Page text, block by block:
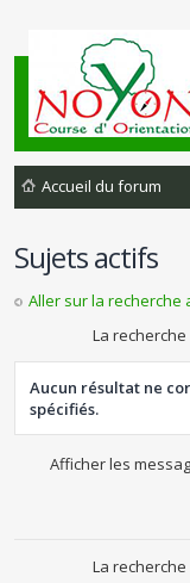
Accueil du forum
Sujets actifs
Aller sur la recherche
La
Aucun résultat ne
spécifiés.
Afficher les
La